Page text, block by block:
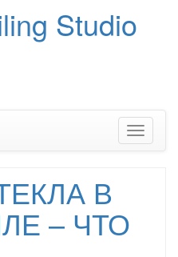
Studio
Toggle
В
– ЧТО